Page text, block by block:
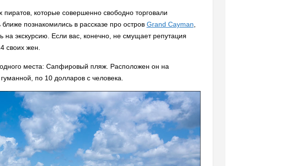
которые совершенно свободно торговали
познакомились в рассказе про остров Grand Cayman
экскурсию. Если вас, конечно, не смущает репутация
своих жен.
одного места: Сапфировый пляж. Расположен он на
по 10 долларов с человека.